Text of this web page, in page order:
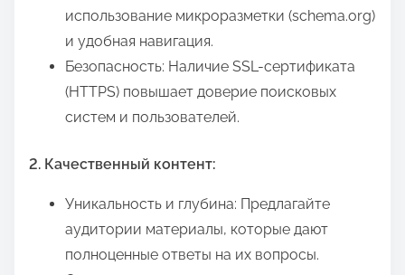
использование микроразметки (schema.org)
и удобная навигация.
Безопасность: Наличие SSL-сертификата
(HTTPS) повышает доверие поисковых
систем и пользователей.
2. Качественный контент:
Уникальность и глубина: Предлагайте
аудитории материалы, которые дают
полноценные ответы на их вопросы.